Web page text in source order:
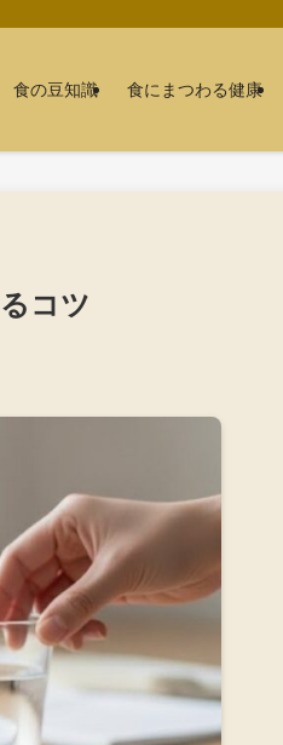
食の豆知識 食にまつわる健康
コツ